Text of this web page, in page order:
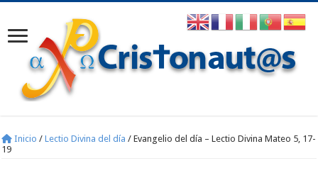
Inicio / Lectio Divina del día / Evangelio del día – Lectio Divina Mateo 5, 17-
19